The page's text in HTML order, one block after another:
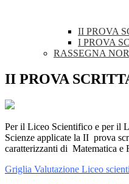
II PROVA
I PROVA
RASSEGNA
II PROVA
Per il Liceo Scientifico e per il
Scienze applicate la II prova
caratterizzanti di Matematica e
Griglia Valutazione Liceo